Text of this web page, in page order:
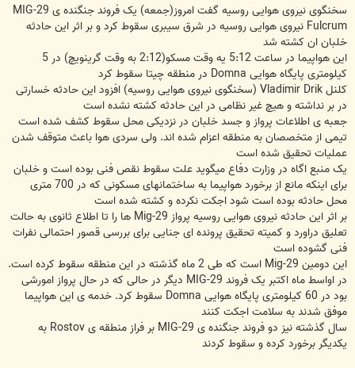
سخنگوی نیروی هوایی روسیه گفت امروز(جمعه) یک فروند جنگنده ی MIG-29
Fulcrum نیروی هوایی روسیه در شرق سیبری سقوط کرد و بر اثر این حادثه
خلبان ان کشته شد
این هواپیما در ساعت 5:12 یه وقت مسکو(2:12 به وقت گرینویچ) در 5
کیلومتری پایگاه هوایی Domna در منطقه چیتا سقوط کرد
کلنل Vladimir Drik (سخنگوی نیروی هوایی روسیه) افزود این حادثه خسارتی
در بر نداشته و هیچ غیر نظامی در این حادثه کشته نشده است
جعبه ی اطلاعات پرواز و جسد خلبان در نزدیکی محل سقوط کشف شده است
تیمی از متخصصان به منطقه اعزام شده اند. ولی سردی هوا باعث متوقف شدن
عملیات تحقیق شده است
یک منبع اگاه در وزارت دفاع میگوید علت سقوط نقص فنی بوده است و خلبان
برای اینکه مانع از برخورد هواپیما به ساختمانهای مسکونی که در 700 متری
محل حادثه بوده است شود اجکت نکرده و کشته شده است
بر اثر این حادثه نیروی هوایی روسیه پرواز Mig-29 ها را تا اطلاع ثانوی به حالت
تعلیق دراورد و کمیته تحقیق پرونده ای جنایی برای بررسی قصور احتمالی نفرات
فنی گشوده است
این دومین Mig-29 است که طی 2 ماه گذشته در این منطقه سقوط کرده است.
در اواسط ماه اکتبر یک فروند MIG-29 دیگر در حالی که در حال پرواز امورشی
بود در 60 کیلومتری پایگاه هوایی Domna سقوط کرد. خدمه ی این هواپیما
موفق شدند به سلامت اجکت کنند
سال گذشته نیز دو فروند جنگنده ی MIG-29 بر فراز منطقه ی Rostov به
یکدیگر برخورد کرده و سقوط کردند